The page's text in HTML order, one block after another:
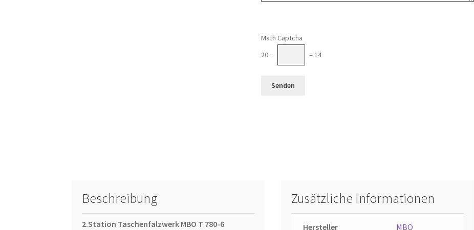
Math Captcha
20 −
= 14
Beschreibung
2.Station Taschenfalzwerk MBO T 780-6
Zusätzliche Informationen
Hersteller MBO